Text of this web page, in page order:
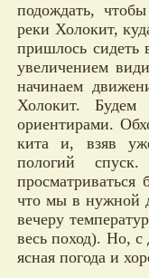
подождать,
реки Холокит,
пришлось сидеть
увеличением
начинаем
Холокит.
ориентирами.
кита и, взяв
пологий
просматриваться
что мы в нужной
вечеру
весь поход). Но, с
ясная погода и